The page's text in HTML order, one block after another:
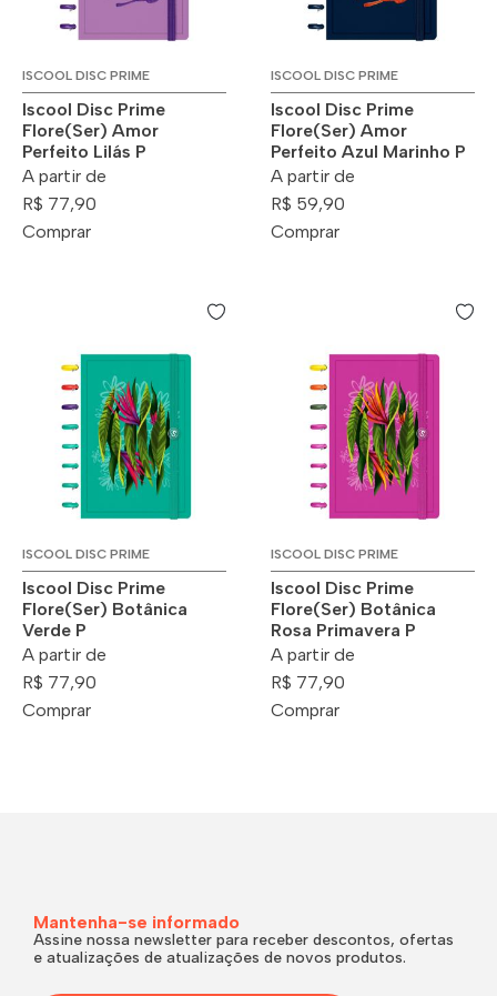
ISCOOL DISC PRIME
Iscool Disc Prime
Flore(Ser) Amor
Perfeito Lilás P
A partir de
R$ 77,90
Comprar
ISCOOL DISC PRIME
Iscool Disc Prime
Flore(Ser) Amor
Perfeito Azul Marinho P
A partir de
R$ 59,90
Comprar
ISCOOL DISC PRIME
Iscool Disc Prime
Flore(Ser) Botânica
Verde P
A partir de
R$ 77,90
Comprar
ISCOOL DISC PRIME
Iscool Disc Prime
Flore(Ser) Botânica
Rosa Primavera P
A partir de
R$ 77,90
Comprar
Mantenha-se informado
Assine nossa newsletter para receber descontos, ofertas
e atualizações de atualizações de novos produtos.